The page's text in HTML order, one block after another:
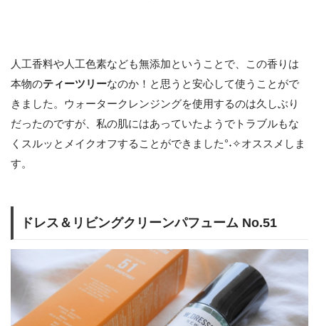
人工香料や人工色素なども無添加ということで、この香りは
本物のティーツリーなのか！と思うと安心して使うことがで
きました。ウォータークレンジングを使用するのは久しぶり
だったのですが、私の肌にはあっていたようでトラブルもな
くスルッとメイクオフすることができました°˖✧オススメしま
す。
ドレス＆リビングクリーンパフューム No.51